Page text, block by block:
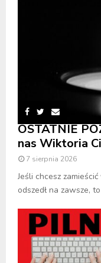
OSTATNIE
nas Wiktoria
7 sierpnia 2026
Jeśli chcesz
odszedł na zawsze,